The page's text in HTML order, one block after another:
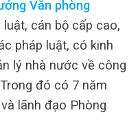
Văn phòng
luật, cán bộ cấp cao,
pháp luật, có kinh
lý nhà nước về công
đó có 7 năm
lãnh đạo Phòng